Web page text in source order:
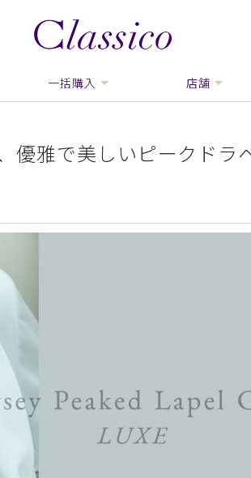
一括購入 店舗
優雅で美しいピークドラ